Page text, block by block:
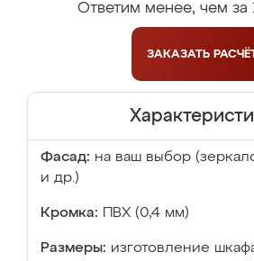
Ответим менее, чем за
ЗАКАЗАТЬ
Фасад: на ваш выбор
и др.)
Кромка: ПВХ (0,4 мм)
Размеры: изготовление